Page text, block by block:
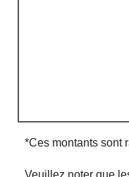
*Ces montants sont
Veuillez noter que